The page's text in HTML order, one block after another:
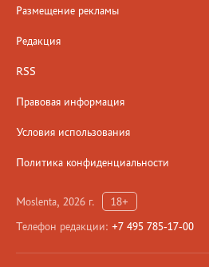
Размещение рекламы
Редакция
RSS
Правовая информация
Условия использования
Политика конфиденциальности
Moslenta, 2026 г.
18+
Телефон редакции: +7 495 785-17-00